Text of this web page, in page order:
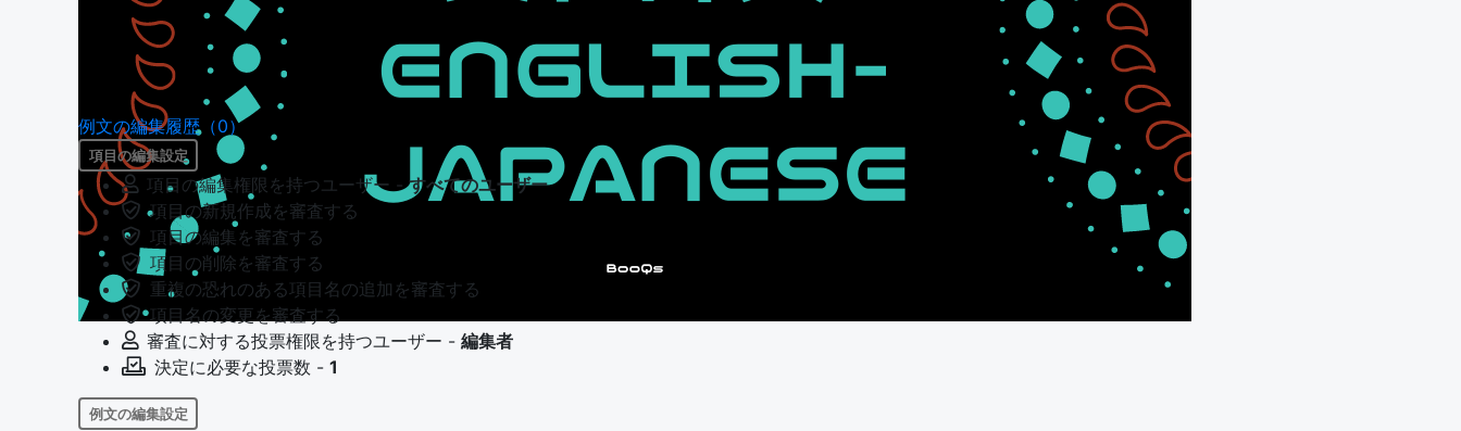
例文の編集履歴（0）
項目の編集設定
項目の編集権限を持つユーザー -すべてのユーザー
項目の新規作成を審査する
項目の編集を審査する
項目の削除を審査する
重複の恐れのある項目名の追加を審査する
項目名の変更を審査する
審査に対する投票権限を持つユーザー - 編集者
決定に必要な投票数 - 1
例文の編集設定